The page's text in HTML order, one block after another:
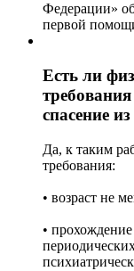
Федерации»
первой
Есть ли
спасение
Да, к таким
требования:
• возраст не
•